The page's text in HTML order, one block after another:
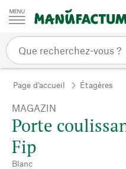
Passer au contenu
Page d'accueil Étagères
MAGAZIN
Porte
Fip
Blanc